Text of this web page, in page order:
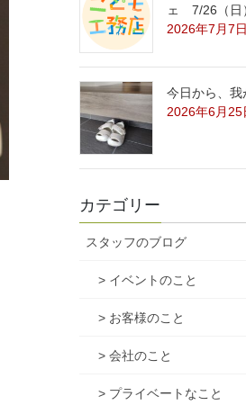
ェ 7/26（日
2026年7月7日
今日から、我
2026年6月25
カテゴリー
スタッフのブログ
> イベントのこと
> お客様のこと
> 会社のこと
> プライベートなこと